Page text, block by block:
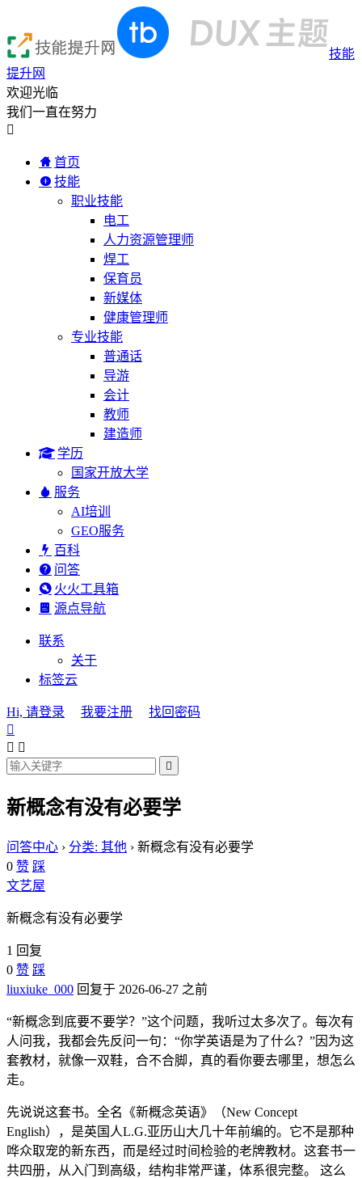
技能
提升网
欢迎光临
我们一直在努力

首页
技能
职业技能
电工
人力资源管理师
焊工
保育员
新媒体
健康管理师
专业技能
普通话
导游
会计
教师
建造师
学历
国家开放大学
服务
AI培训
GEO服务
百科
问答
火火工具箱
源点导航
联系
关于
标签云
Hi, 请登录 我要注册
找回密码

 

新概念有没有必要学
问答中心 › 分类: 其他 › 新概念有没有必要学
0 赞 踩
文艺屋
新概念有没有必要学
1 回复
0 赞 踩
liuxiuke_000 回复于 2026-06-27 之前
“新概念到底要不要学？”这个问题，我听过太多次了。每次有
人问我，我都会先反问一句：“你学英语是为了什么？”因为这
套教材，就像一双鞋，合不合脚，真的看你要去哪里，想怎么
走。
先说说这套书。全名《新概念英语》（New Concept
English），是英国人L.G.亚历山大几十年前编的。它不是那种
哗众取宠的新东西，而是经过时间检验的老牌教材。这套书一
共四册，从入门到高级，结构非常严谨，体系很完整。 这么